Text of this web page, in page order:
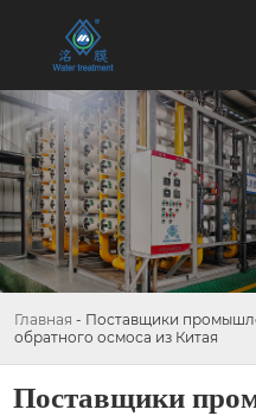
Главная - Поставщики
обратного осмоса из Китая
Поставщики